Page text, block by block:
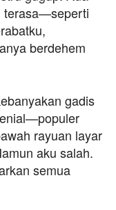
terasa—seperti
berdehem
gadis
rayuan layar
aku salah.
semua